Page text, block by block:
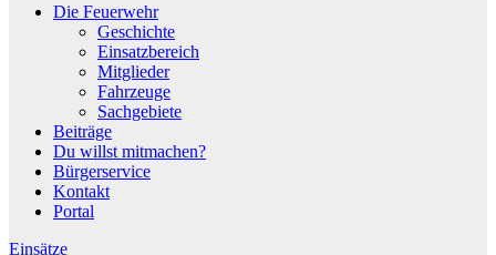
Die Feuerwehr
Geschichte
Einsatzbereich
Mitglieder
Fahrzeuge
Sachgebiete
Beiträge
Du willst mitmachen?
Bürgerservice
Kontakt
Portal
Einsätze